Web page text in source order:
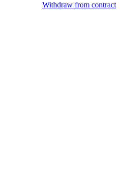
Withdraw from contract